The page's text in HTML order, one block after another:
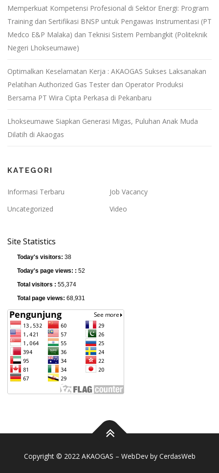
Memperkuat Kompetensi Profesional di Sektor Energi: Program
Training dan Sertifikasi BNSP untuk Pengawas Instrumentasi (PT
Medco E&P Malaka) dan Teknisi Sistem Pembangkit (Politeknik
Negeri Lhokseumawe)
Optimalkan Keselamatan Kerja : AKAOGAS Sukses Laksanakan
Pelatihan Authorized Gas Tester dan Operator Produksi
Bersama PT Wira Cipta Perkasa di Pekanbaru
Lhokseumawe Siapkan Generasi Migas, Puluhan Anak Muda
Dilatih di Akaogas
KATEGORI
Informasi Terbaru
Job Vacancy
Uncategorized
Video
Site Statistics
Today's visitors: 38
Today's page views: : 52
Total visitors : 55,374
Total page views: 68,931
Copyright © 2022 AKAOGAS – WebDev by CerdasWeb